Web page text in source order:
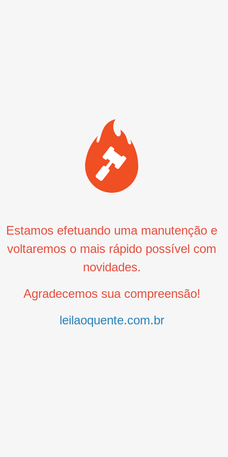
Estamos efetuando uma manutenção e
voltaremos o mais rápido possível com
novidades.
Agradecemos sua compreensão!
leilaoquente.com.br